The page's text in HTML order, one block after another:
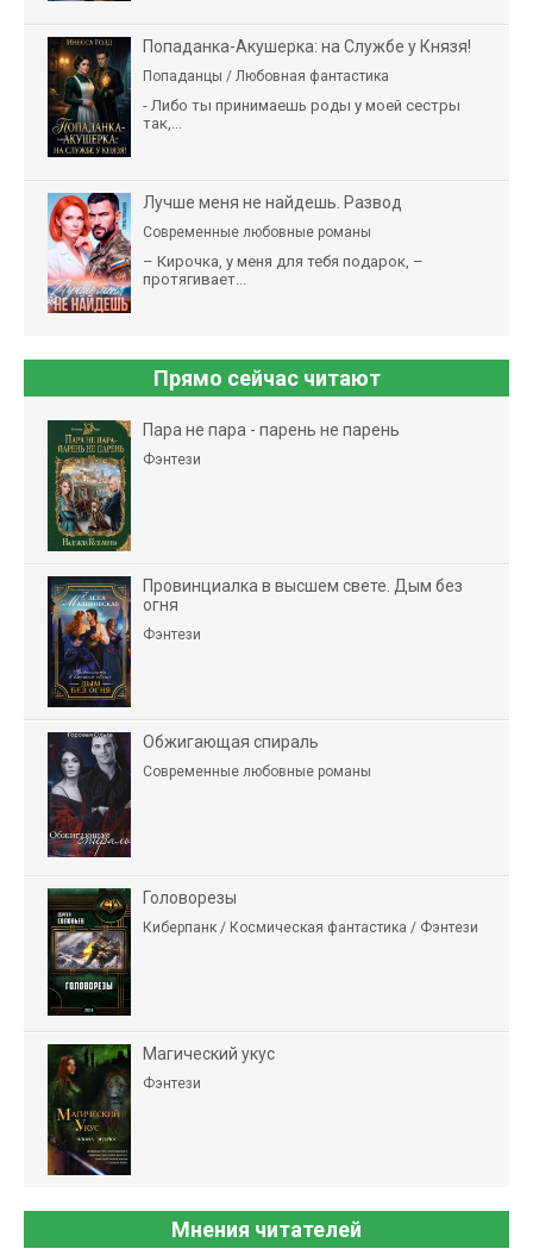
Попаданка-Акушерка: на Службе у Князя!
Попаданцы / Любовная фантастика
- Либо ты принимаешь роды у моей сестры
так,...
Лучше меня не найдешь. Развод
Современные любовные романы
– Кирочка, у меня для тебя подарок, –
протягивает...
Прямо сейчас читают
Пара не пара - парень не парень
Фэнтези
Провинциалка в высшем свете. Дым без
огня
Фэнтези
Обжигающая спираль
Современные любовные романы
Головорезы
Киберпанк / Космическая фантастика / Фэнтези
Магический укус
Фэнтези
Мнения читателей